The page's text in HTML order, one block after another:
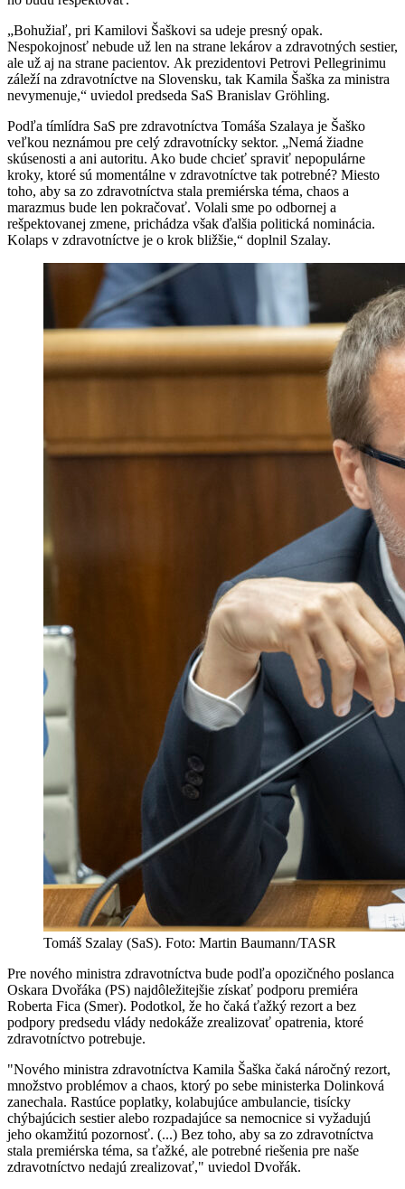
„Bohužiaľ, pri Kamilovi Šaškovi sa udeje presný opak.
Nespokojnosť nebude už len na strane lekárov a zdravotných sestier,
ale už aj na strane pacientov. Ak prezidentovi Petrovi Pellegrinimu
záleží na zdravotníctve na Slovensku, tak Kamila Šaška za ministra
nevymenuje,“ uviedol predseda SaS Branislav Gröhling.
Podľa tímlídra SaS pre zdravotníctva Tomáša Szalaya je Šaško
veľkou neznámou pre celý zdravotnícky sektor. „Nemá žiadne
skúsenosti a ani autoritu. Ako bude chcieť spraviť nepopulárne
kroky, ktoré sú momentálne v zdravotníctve tak potrebné? Miesto
toho, aby sa zo zdravotníctva stala premiérska téma, chaos a
marazmus bude len pokračovať. Volali sme po odbornej a
rešpektovanej zmene, prichádza však ďalšia politická nominácia.
Kolaps v zdravotníctve je o krok bližšie,“ doplnil Szalay.
Tomáš Szalay (SaS). Foto: Martin Baumann/TASR
Pre nového ministra zdravotníctva bude podľa opozičného poslanca
Oskara Dvořáka (PS) najdôležitejšie získať podporu premiéra
Roberta Fica (Smer). Podotkol, že ho čaká ťažký rezort a bez
podpory predsedu vlády nedokáže zrealizovať opatrenia, ktoré
zdravotníctvo potrebuje.
"Nového ministra zdravotníctva Kamila Šaška čaká náročný rezort,
množstvo problémov a chaos, ktorý po sebe ministerka Dolinková
zanechala. Rastúce poplatky, kolabujúce ambulancie, tisícky
chýbajúcich sestier alebo rozpadajúce sa nemocnice si vyžadujú
jeho okamžitú pozornosť. (...) Bez toho, aby sa zo zdravotníctva
stala premiérska téma, sa ťažké, ale potrebné riešenia pre naše
zdravotníctvo nedajú zrealizovať," uviedol Dvořák.